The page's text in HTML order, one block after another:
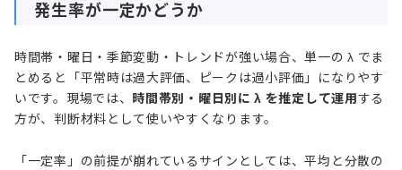
発生率が一定かどうか
時間帯・曜日・季節変動・トレンドが強い場合、単一の λ でま
とめると「平常時は過大評価、ピークは過小評価」になりやす
いです。現場では、 時間帯別・曜日別に λ を推定して運用する
方が、判断材料として使いやすくなります。
「一定率」の前提が崩れているサインとしては、平均と分散の